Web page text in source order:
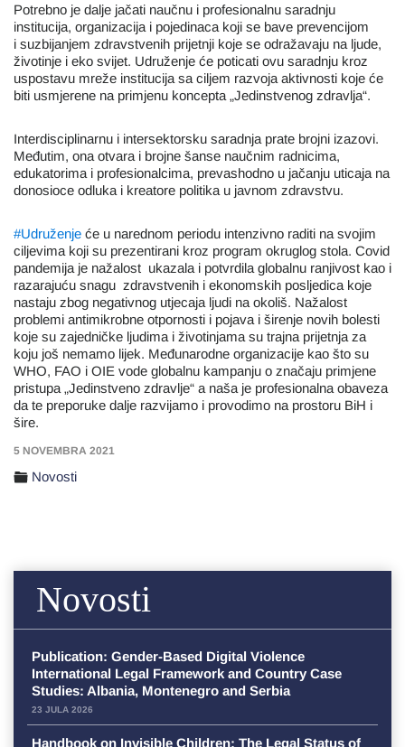
Potrebno je dalje jačati naučnu i profesionalnu saradnju
institucija, organizacija i pojedinaca koji se bave prevencijom
i suzbijanjem zdravstvenih prijetnji koje se odražavaju na ljude,
životinje i eko svijet. Udruženje će poticati ovu saradnju kroz
uspostavu mreže institucija sa ciljem razvoja aktivnosti koje će
biti usmjerene na primjenu koncepta „Jedinstvenog zdravlja“.
Interdisciplinarnu i intersektorsku saradnja prate brojni izazovi.
Međutim, ona otvara i brojne šanse naučnim radnicima,
edukatorima i profesionalcima, prevashodno u jačanju uticaja na
donosioce odluka i kreatore politika u javnom zdravstvu.
#Udruženje će u narednom periodu intenzivno raditi na svojim
ciljevima koji su prezentirani kroz program okruglog stola. Covid
pandemija je nažalost ukazala i potvrdila globalnu ranjivost kao i
razarajuću snagu zdravstvenih i ekonomskih posljedica koje
nastaju zbog negativnog utjecaja ljudi na okoliš. Nažalost
problemi antimikrobne otpornosti i pojava i širenje novih bolesti
koje su zajedničke ljudima i životinjama su trajna prijetnja za
koju još nemamo lijek. Međunarodne organizacije kao što su
WHO, FAO i OIE vode globalnu kampanju o značaju primjene
pristupa „Jedinstveno zdravlje“ a naša je profesionalna obaveza
da te preporuke dalje razvijamo i provodimo na prostoru BiH i
šire.
5 NOVEMBRA 2021
Novosti
Novosti
Publication: Gender-Based Digital Violence
International Legal Framework and Country Case
Studies: Albania, Montenegro and Serbia
23 JULA 2026
Handbook on Invisible Children: The Legal Status of